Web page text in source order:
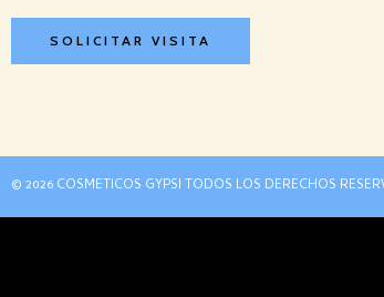
SOLICITAR VISITA
© 2026 COSMETICOS GYPSI TODOS LOS DERECHOS